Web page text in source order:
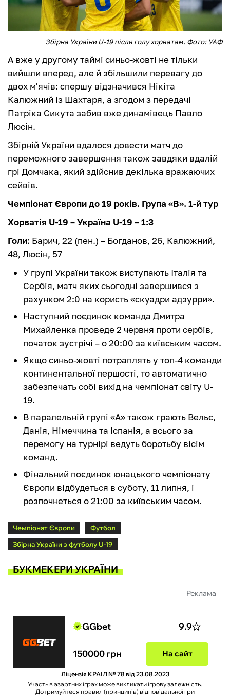
Збірна України U-19 після голу хорватам. Фото: УАФ
А вже у другому таймі синьо-жовті не тільки
вийшли вперед, але й збільшили перевагу до
двох м'ячів: спершу відзначився Нікіта
Калюжний із Шахтаря, а згодом з передачі
Патріка Сикута забив вже динамівець Павло
Люсін.
Збірній України вдалося довести матч до
переможного завершення також завдяки вдалій
грі Домчака, який здійснив декілька вражаючих
сейвів.
Чемпіонат Європи до 19 років. Група «B». 1-й тур
Хорватія U-19 – Україна U-19 – 1:3
Голи: Барич, 22 (пен.) – Богданов, 26, Калюжний,
48, Люсін, 57
У групі України також виступають Італія та
Сербія, матч яких сьогодні завершився з
рахунком 2:0 на користь «скуадри адзурри».
Наступний поєдинок команда Дмитра
Михайленка проведе 2 червня проти сербів,
початок зустрічі – о 20:00 за київським часом.
Якщо синьо-жовті потраплять у топ-4 команди
континентальної першості, то автоматично
забезпечать собі вихід на чемпіонат світу U-
19.
В паралельній групі «А» також грають Вельс,
Данія, Німеччина та Іспанія, а всього за
перемогу на турнірі ведуть боротьбу вісім
команд.
Фінальний поєдинок юнацького чемпіонату
Європи відбудеться в суботу, 11 липня, і
розпочнеться о 21:00 за київським часом.
Чемпіонат Європи
Футбол
Збірна України з футболу U-19
БУКМЕКЕРИ УКРАЇНИ
Реклама
GGbet 9.9
150000 грн На сайт
Ліцензія КРАІЛ № 78 від 23.08.2023
Участь в азартних іграх може викликати ігрову залежність.
Дотримуйтеся правил (принципів) відповідальної гри